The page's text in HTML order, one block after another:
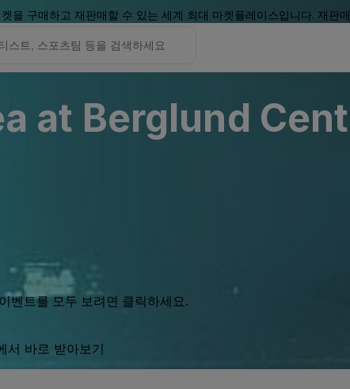
을 구매하고 재판매할 수 있는 세계 최대 마켓플레이스입니다. 재판
Center Parking
벤트를 모두 보려면 클릭하세요.
서 바로 받아보기